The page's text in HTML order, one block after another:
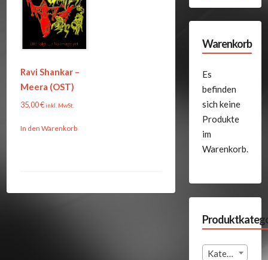
Ravi Shankar –
Meera (OST)
35,00€inkl. MwSt.
In den Warenkorb
Warenkorb
Es
befinden
sich keine
Produkte
im
Warenkorb.
Kategorie auswählen